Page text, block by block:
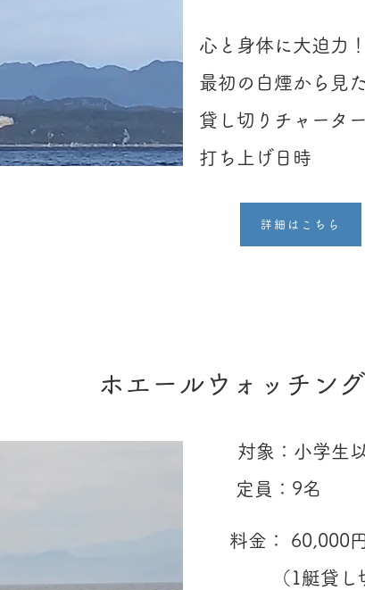
心と身体に大迫力！
最初の白煙から見
貸し切りチャータ
打ち上げ日時
詳細はこちら
​ホエールウォッチング
対象：小学生
​定員：9名
料金：
（1艇貸し切